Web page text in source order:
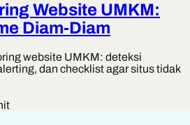
Website UMKM:
Diam-Diam
website UMKM: deteksi
dan checklist agar situs tidak